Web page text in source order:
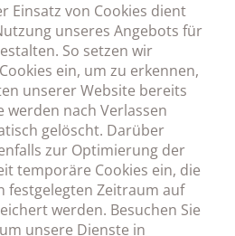
Einsatz von Cookies dient
unseres Angebots für
So setzen wir
ein, um zu erkennen,
unserer Website bereits
werden nach Verlassen
gelöscht. Darüber
zur Optimierung der
temporäre Cookies ein, die
festgelegten Zeitraum auf
werden. Besuchen Sie
unsere Dienste in